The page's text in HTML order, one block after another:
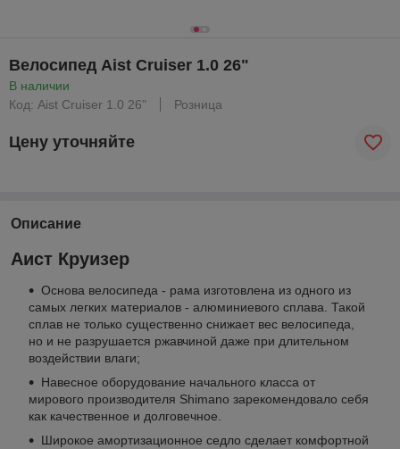
Велосипед Aist Cruiser 1.0 26"
В наличии
Код: Aist Cruiser 1.0 26"
Розница
Цену уточняйте
Описание
Аист Круизер
Основа велосипеда - рама изготовлена из одного из
самых легких материалов - алюминиевого сплава. Такой
сплав не только существенно снижает вес велосипеда,
но и не разрушается ржавчиной даже при длительном
воздействии влаги;
Навесное оборудование начального класса от
мирового производителя Shimano зарекомендовало себя
как качественное и долговечное.
Широкое амортизационное седло сделает комфортной